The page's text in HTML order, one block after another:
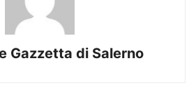
Gazzetta di Salerno